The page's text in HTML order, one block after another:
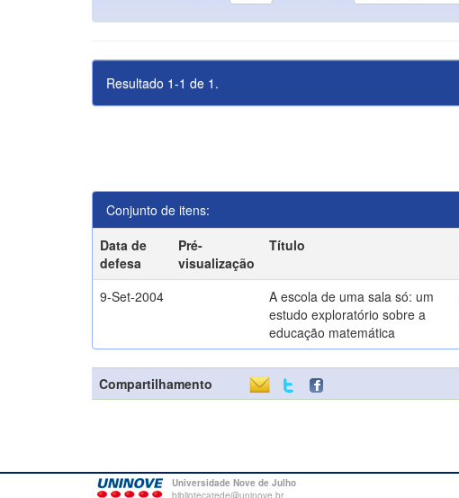
Resultado 1-1 de 1.
Conjunto de itens:
Data de
defesa
Pré-
visualização
Título
9-Set-2004
A escola de uma sala só: um
estudo exploratório sobre a
educação matemática
Compartilhamento
Universidade Nove de Julho
bibliotecatede@uninove.br